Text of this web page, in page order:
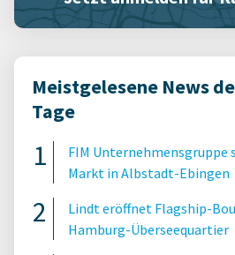
Meistgelesene News
Tage
FIM
Markt in Albstadt-Ebingen
Lindt eröffnet Flagship-
Hamburg-Überseequartier